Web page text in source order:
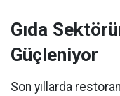
Gıda
Güçleniyor
Son yıllarda